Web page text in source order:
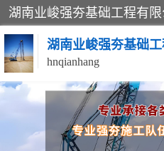
湖南业峻强夯基础
hnqianhang
强夯施工案例